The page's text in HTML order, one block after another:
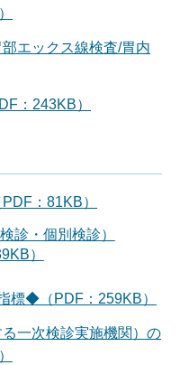
エックス線検査/胃内
：243KB）
：81KB）
診・個別検診）
）
標◆（PDF：259KB）
一次検診実施機関）の